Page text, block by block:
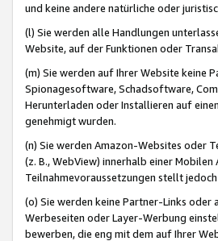
und keine andere natürliche oder
(l) Sie werden alle Handlungen
Website, auf der Funktionen oder
(m) Sie werden auf Ihrer Website keine
Spionagesoftware, Schadsoftware,
Herunterladen oder Installieren auf
genehmigt wurden.
(n) Sie werden Amazon-Websites oder
(z. B., WebView) innerhalb einer
Teilnahmevoraussetzungen stellt
(o) Sie werden keine Partner-Links
Werbeseiten oder Layer-Werbung
bewerben, die eng mit dem auf Ihrer